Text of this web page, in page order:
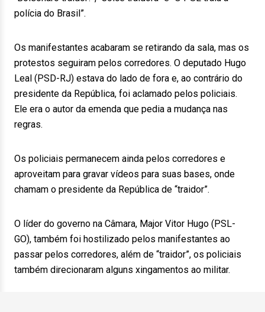
polícia do Brasil”.
Os manifestantes acabaram se retirando da sala, mas os
protestos seguiram pelos corredores. O deputado Hugo
Leal (PSD-RJ) estava do lado de fora e, ao contrário do
presidente da República, foi aclamado pelos policiais.
Ele era o autor da emenda que pedia a mudança nas
regras.
Os policiais permanecem ainda pelos corredores e
aproveitam para gravar vídeos para suas bases, onde
chamam o presidente da República de “traidor”.
O líder do governo na Câmara, Major Vitor Hugo (PSL-
GO), também foi hostilizado pelos manifestantes ao
passar pelos corredores, além de “traidor”, os policiais
também direcionaram alguns xingamentos ao militar.